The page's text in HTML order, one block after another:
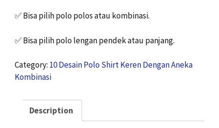
✅Bisa pilih polo polos atau kombinasi.
✅Bisa pilih polo lengan pendek atau panjang.
Category: 10 Desain Polo Shirt Keren Dengan Aneka
Kombinasi
Description